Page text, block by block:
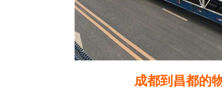
成都到昌都的